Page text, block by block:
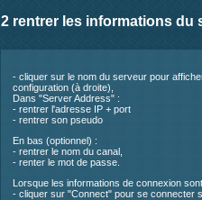
2 rentrer les informations du
- cliquer sur le nom du serveur pour
configuration (à droite),
Dans "Server Address" :
- rentrer l'adresse IP + port
- rentrer son pseudo
En bas (optionnel) :
- rentrer le nom du canal,
- renter le mot de passe.
Lorsque les informations de connexion
- cliquer sur "Connect" pour se connecter